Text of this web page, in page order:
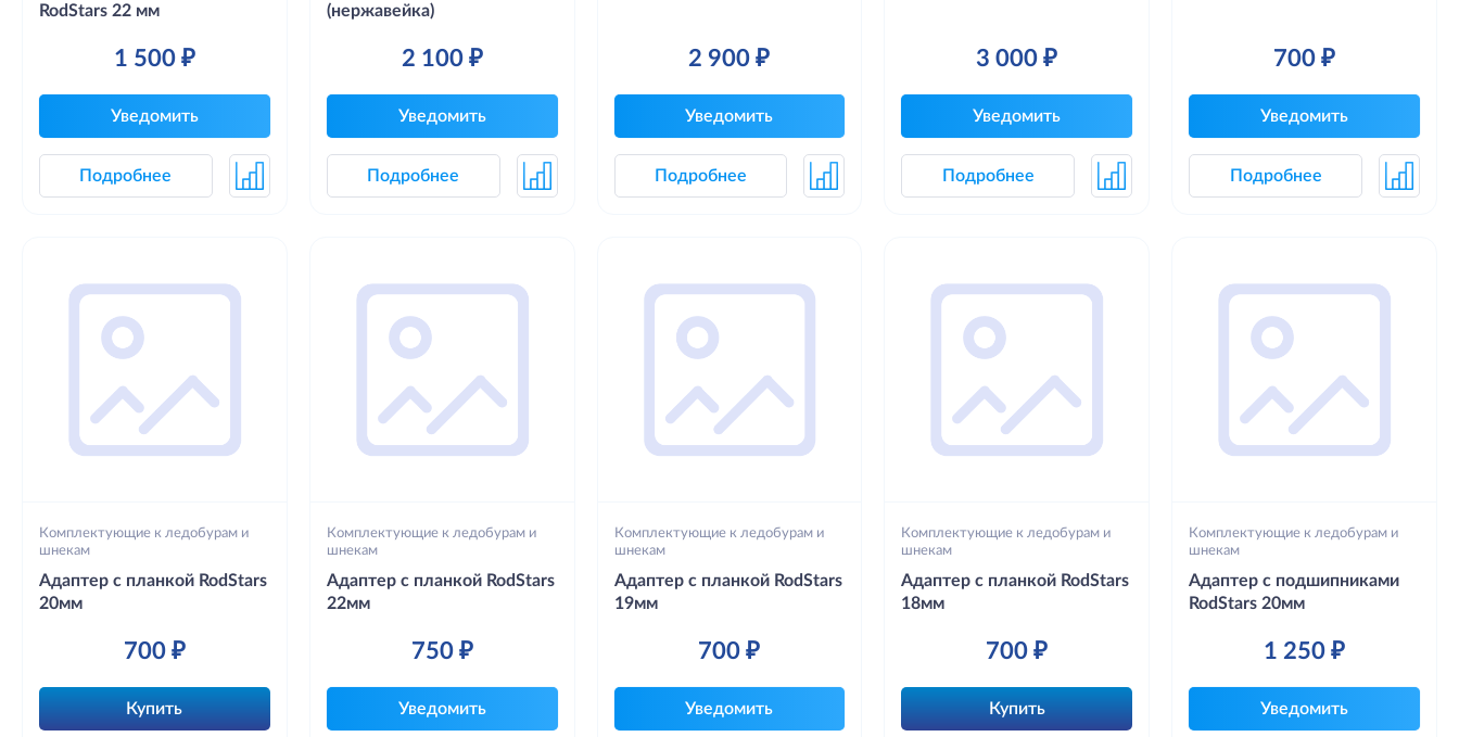
RodStars 22 мм
1 500 ₽
Уведомить
Подробнее
(нержавейка)
2 100 ₽
Уведомить
Подробнее
2 900 ₽
Уведомить
Подробнее
3 000 ₽
Уведомить
Подробнее
700 ₽
Уведомить
Подробнее
Комплектующие к ледобурам и
шнекам
Адаптер с планкой RodStars
20мм
700 ₽
Купить
Комплектующие к ледобурам и
шнекам
Адаптер с планкой RodStars
22мм
750 ₽
Уведомить
Комплектующие к ледобурам и
шнекам
Адаптер с планкой RodStars
19мм
700 ₽
Уведомить
Комплектующие к ледобурам и
шнекам
Адаптер с планкой RodStars
18мм
700 ₽
Купить
Комплектующие к ледобурам и
шнекам
Адаптер с подшипниками
RodStars 20мм
1 250 ₽
Уведомить